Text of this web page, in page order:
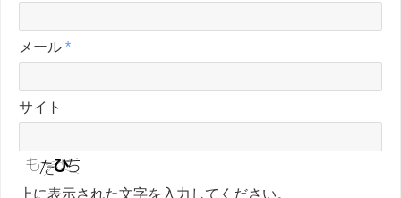
メール *
サイト
上に表示された文字を入力してください。